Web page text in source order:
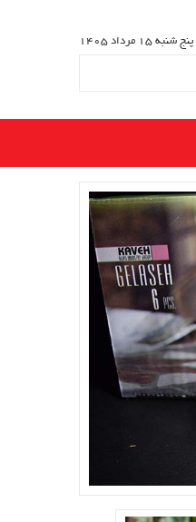
پنج شنبه 15 مرداد 1405